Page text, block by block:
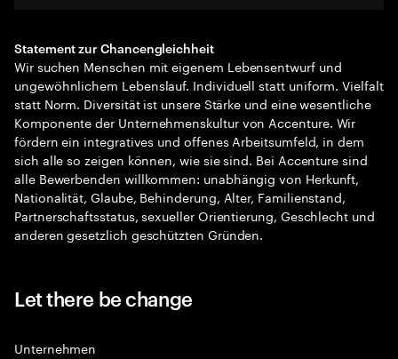
Statement zur Chancengleichheit
Wir suchen Menschen mit eigenem Lebensentwurf und
ungewöhnlichem Lebenslauf. Individuell statt uniform. Vielfalt
statt Norm. Diversität ist unsere Stärke und eine wesentliche
Komponente der Unternehmenskultur von Accenture. Wir
fördern ein integratives und offenes Arbeitsumfeld, in dem
sich alle so zeigen können, wie sie sind. Bei Accenture sind
alle Bewerbenden willkommen: unabhängig von Herkunft,
Nationalität, Glaube, Behinderung, Alter, Familienstand,
Partnerschaftsstatus, sexueller Orientierung, Geschlecht und
anderen gesetzlich geschützten Gründen.
Let there be change
Unternehmen